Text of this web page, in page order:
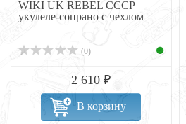
WIKI UK REBEL CCCP
укулеле-сопрано с чехлом
(0)
2 610 ₽
В корзину